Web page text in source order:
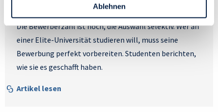
Ablehnen
Die Bewerberzahl ist hoch, die Auswahl selektiv. Wer an
einer Elite-Universität studieren will, muss seine
Bewerbung perfekt vorbereiten. Studenten berichten,
wie sie es geschafft haben.
Artikel lesen